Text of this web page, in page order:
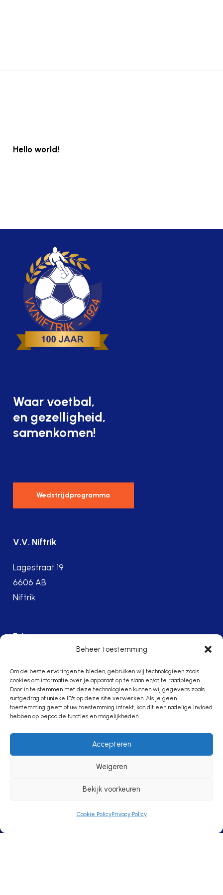
Beheer toestemming
Om de beste ervaringen te bieden, gebruiken wij technologieën zoals
cookies om informatie over je apparaat op te slaan en/of te raadplegen.
Door in te stemmen met deze technologieën kunnen wij gegevens zoals
surfgedrag of unieke ID's op deze site verwerken. Als je geen
toestemming geeft of uw toestemming intrekt, kan dit een nadelige invloed
hebben op bepaalde functies en mogelijkheden.
Accepteren
Weigeren
Bekijk voorkeuren
Cookie PolicyPrivacy Policy
Hello world!
Waar voetbal,
en gezelligheid,
samenkomen!
Wedstrijdprogramma
V.V. Niftrik
Lagestraat 19
6606 AB
Niftrik
Privacy
Informatie
Wedstrijden programma